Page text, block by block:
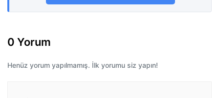
0 Yorum
Henüz yorum yapılmamış. İlk yorumu siz yapın!